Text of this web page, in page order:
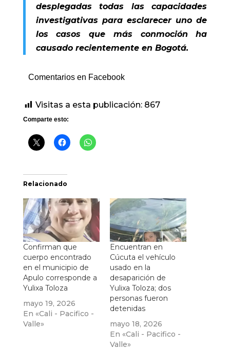
desplegadas todas las capacidades
investigativas para esclarecer uno de
los casos que más conmoción ha
causado recientemente en Bogotá.
Comentarios en Facebook
Visitas a esta publicación: 867
Comparte esto:
Relacionado
Confirman que
cuerpo encontrado
en el municipio de
Apulo corresponde a
Yulixa Toloza
mayo 19, 2026
En «Cali - Pacifico -
Valle»
Encuentran en
Cúcuta el vehículo
usado en la
desaparición de
Yulixa Toloza; dos
personas fueron
detenidas
mayo 18, 2026
En «Cali - Pacifico -
Valle»